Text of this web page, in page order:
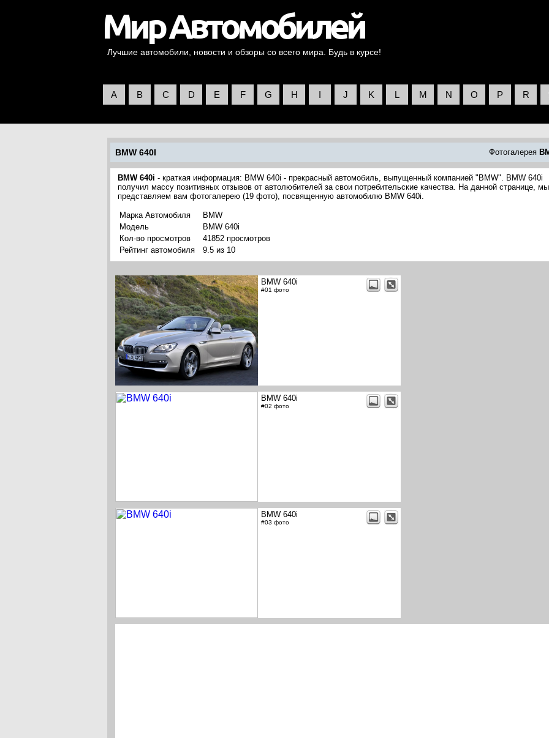
Лучшие автомобили, новости и обзоры со всего мира. Будь в курсе!
A B C D E F G H I J K L M N O P R
BMW 640I Фотогалерея
BMW 640i - краткая информация: BMW 640i - прекрасный автомобиль, выпущенный компанией "BMW". BMW 640i
получил массу позитивных отзывов от автолюбителей за свои потребительские качества. На данной странице, мы
представляем вам фотогалерею (19 фото), посвященную автомобилю BMW 640i.
Марка Автомобиля
BMW
Модель
BMW 640i
Кол-во просмотров
41852 просмотров
Рейтинг автомобиля
9.5 из 10
BMW 640i
#01 фото
BMW 640i
#02 фото
BMW 640i
#03 фото